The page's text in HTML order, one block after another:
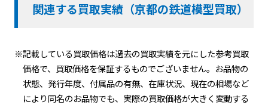
関連する買取実績（京都の鉄道模型買取）
※記載している買取価格は過去の買取実績を元にした参考買取
価格で、買取価格を保証するものでございません。お品物の
状態、発行年度、付属品の有無、在庫状況、現在の相場など
により同名のお品物でも、実際の買取価格が大きく変動する